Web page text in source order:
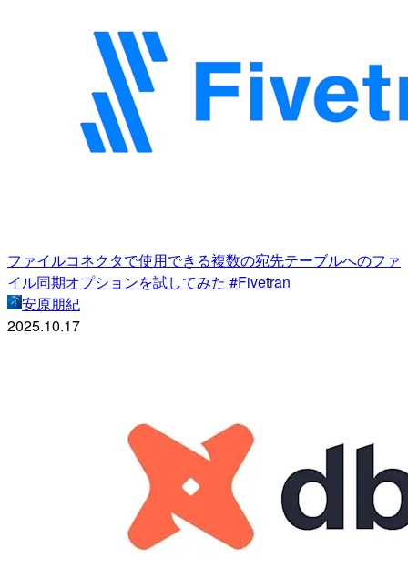
ファイルコネクタで使用できる複数の宛先テーブルへのファ
イル同期オプションを試してみた #Fivetran
安原朋紀
2025.10.17